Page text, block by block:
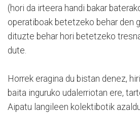
(hori da irteera handi bakar
operatiboak betetzeko behar den
dituzte behar hori betetzeko
dute.
Horrek eragina du bistan denez,
baita inguruko udalerriotan ere,
Aipatu langileen kolektibotik